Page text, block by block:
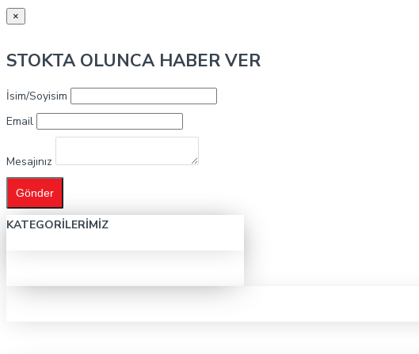
×
STOKTA OLUNCA HABER VER
İsim/Soyisim
Email
Mesajınız
Gönder
KATEGORILERIMIZ